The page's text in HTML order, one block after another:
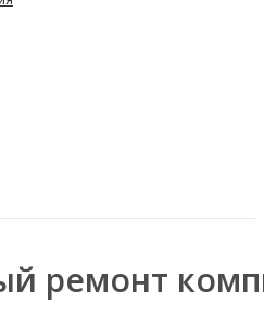
ремонт